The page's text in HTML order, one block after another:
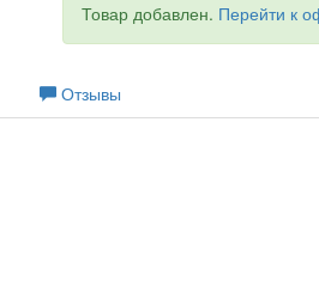
Товар добавлен. Перейти к
Отзывы